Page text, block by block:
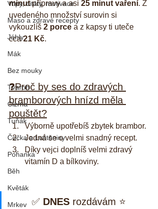
Vtipy, citáty, motivace
Maso a zdravé recepty
Jáhly
Mák
Bez mouky
Tvaroh
Cizrna
Tuňák
Čočka a Luštěniny
Pohanka
Běh
Květák
Mrkev
minut přípravy a asi 25 minut vaření. Z
uvedeného množství surovin si
vykouzlíš 2 porce a z kapsy ti uteče
cca 21 Kč.
❓Proč by ses do zdravých
bramborových hnízd měla
pouštět?
Výborně upotřebíš zbytek brambor.
Jedná se o velmi snadný recept.
Díky vejci doplníš velmi zdravý
vitamín D a bílkoviny.
✅ DNES rozdávám ⭐